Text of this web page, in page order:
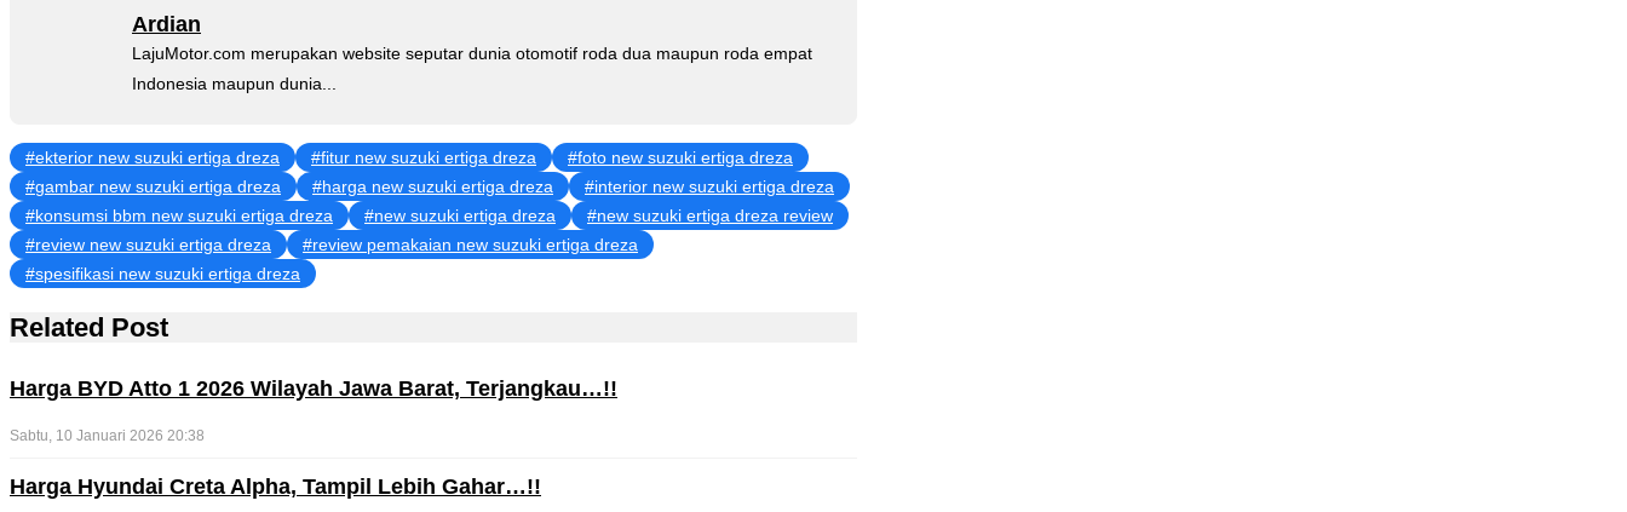
Ardian
LajuMotor.com merupakan website seputar dunia otomotif roda dua maupun roda empat
Indonesia maupun dunia...
ekterior new suzuki ertiga dreza fitur new suzuki ertiga dreza
foto new suzuki ertiga dreza
gambar new suzuki ertiga dreza
harga new suzuki ertiga dreza
interior new suzuki ertiga dreza
konsumsi bbm new suzuki ertiga dreza
new suzuki ertiga dreza
new suzuki ertiga dreza review
review new suzuki ertiga dreza
review pemakaian new suzuki ertiga dreza
spesifikasi new suzuki ertiga dreza
Related Post
Harga BYD Atto 1 2026 Wilayah Jawa Barat, Terjangkau…!!
Sabtu, 10 Januari 2026 20:38
Harga Hyundai Creta Alpha, Tampil Lebih Gahar…!!